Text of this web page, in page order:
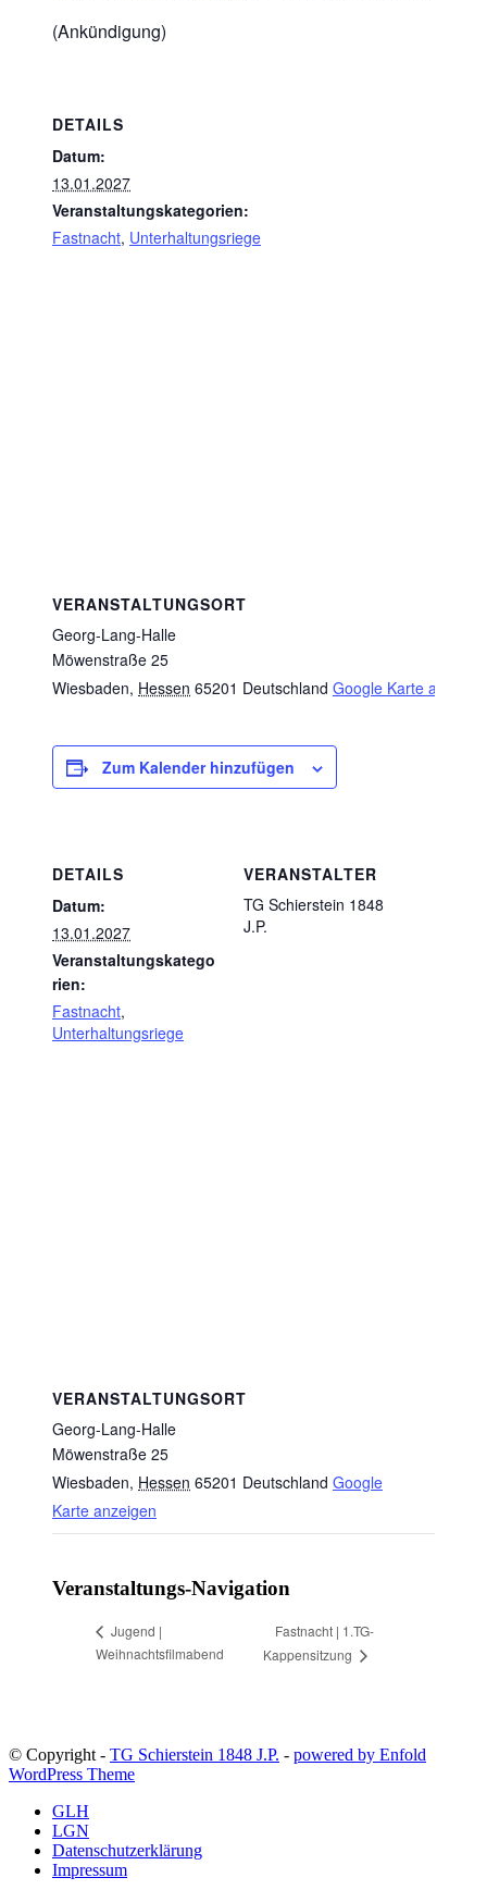
(Ankündigung)
DETAILS
Datum:
13.01.2027
Veranstaltungskategorien:
Fastnacht, Unterhaltungsriege
VERANSTALTUNGSORT
Georg-Lang-Halle
Möwenstraße 25
Wiesbaden, Hessen 65201 Deutschland Google Karte
Zum Kalender hinzufügen
DETAILS
Datum:
13.01.2027
Veranstaltungskatego
rien:
Fastnacht,
Unterhaltungsriege
VERANSTALTER
TG Schierstein 1848
J.P.
VERANSTALTUNGSORT
Georg-Lang-Halle
Möwenstraße 25
Wiesbaden, Hessen 65201 Deutschland Google
Karte anzeigen
Veranstaltungs-Navigation
Jugend |
Weihnachtsfilmabend
Fastnacht | 1.TG-
Kappensitzung
© Copyright - TG Schierstein 1848 J.P. - powered by Enfold
WordPress Theme
GLH
LGN
Datenschutzerklärung
Impressum